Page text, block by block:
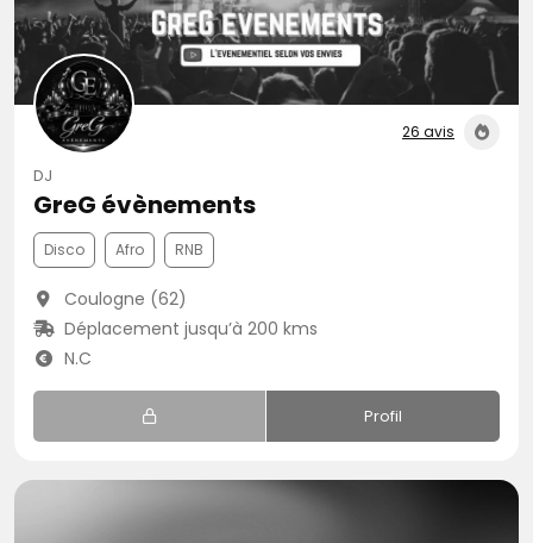
26 avis
DJ
GreG évènements
Disco Afro RNB
Coulogne (62)
Déplacement jusqu’à 200 kms
N.C
Profil